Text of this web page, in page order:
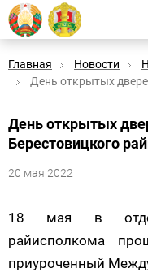
Главная Новости
День открытых
День открытых
Берестовицкого
20 мая 2022
18 мая в
райисполкома
приуроченный